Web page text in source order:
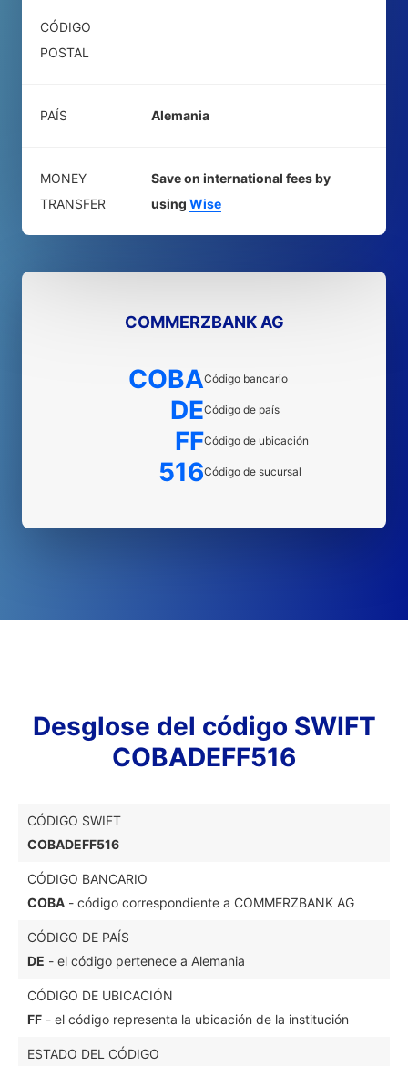
CÓDIGO
POSTAL
PAÍS Alemania
MONEY
TRANSFER
Save on international fees by
using Wise
COMMERZBANK AG
COBACódigo bancario
DECódigo de país
FFCódigo de ubicación
516Código de sucursal
Desglose del código SWIFT
COBADEFF516
CÓDIGO SWIFT
COBADEFF516
CÓDIGO BANCARIO
COBA - código correspondiente a COMMERZBANK AG
CÓDIGO DE PAÍS
DE - el código pertenece a Alemania
CÓDIGO DE UBICACIÓN
FF - el código representa la ubicación de la institución
ESTADO DEL CÓDIGO